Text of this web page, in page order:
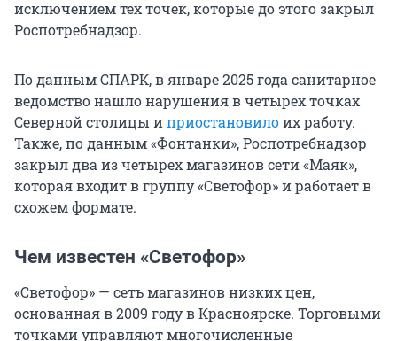
исключением тех точек, которые до этого закрыл
Роспотребнадзор.
По данным СПАРК, в январе 2025 года санитарное
ведомство нашло нарушения в четырех точках
Северной столицы иприостановилоих работу.
Также, по данным «Фонтанки», Роспотребнадзор
закрыл два из четырех магазинов сети «Маяк»,
которая входит в группу «Светофор» и работает в
схожем формате.
Чем известен «Светофор»
«Светофор» — сеть магазинов низких цен,
основанная в 2009 году в Красноярске. Торговыми
точками управляют многочисленные